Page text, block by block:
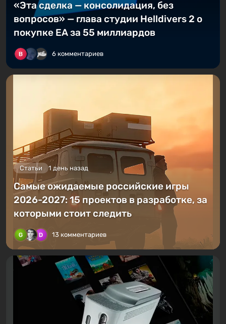
«Эта сделка — консолидация, без
вопросов» — глава студии Helldivers 2 о
покупке EA за 55 миллиардов
6 комментариев
Статьи 1 день назад
Самые ожидаемые российские игры
2026-2027: 15 проектов в разработке, за
которыми стоит следить
13 комментариев